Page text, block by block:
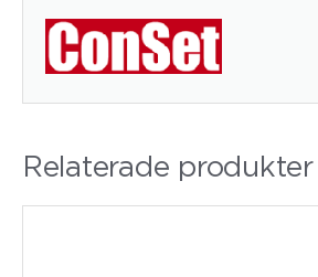
Relaterade produkter